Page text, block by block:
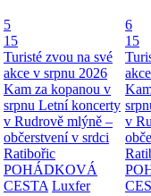
5
15
Turisté zvou na své
akce v srpnu 2026
Kam za kopanou v
srpnu Letní koncerty
v Rudrově mlýně –
občerstvení v srdci
Ratibořic
POHÁDKOVÁ
CESTA Luxfer
6
15
v